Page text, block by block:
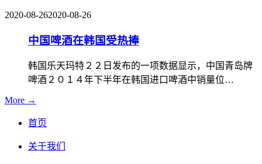
2020-08-262020-08-26
中国啤酒在韩国受热捧
韩国乐天玛特２２日发布的一项数据显示，中国青岛牌
啤酒２０１４年下半年在韩国进口啤酒中销量位…
More →
首页
关于我们